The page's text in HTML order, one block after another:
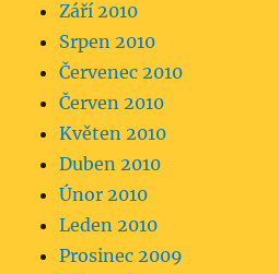
Září 2010
Srpen 2010
Červenec 2010
Červen 2010
Květen 2010
Duben 2010
Únor 2010
Leden 2010
Prosinec 2009